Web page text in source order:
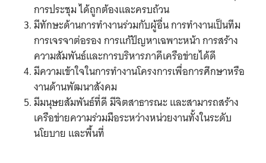
การประชุม ได้ถูกต้องและครบถ้วน
มีทักษะด้านการทำงานร่วมกับผู้อื่น การทำงานเป็นทีม
การเจรจาต่อรอง การแก้ปัญหาเฉพาะหน้า การสร้าง
ความสัมพันธ์และการบริหารภาคีเครือข่ายได้ดี
มีความเข้าใจในการทำงานโครงการเพื่อการศึกษาหรือ
งานด้านพัฒนาสังคม
มีมนุษยสัมพันธ์ที่ดี มีจิตสาธารณะ และสามารถสร้าง
เครือข่ายความร่วมมือระหว่างหน่วยงานทั้งในระดับ
นโยบาย และพื้นที่